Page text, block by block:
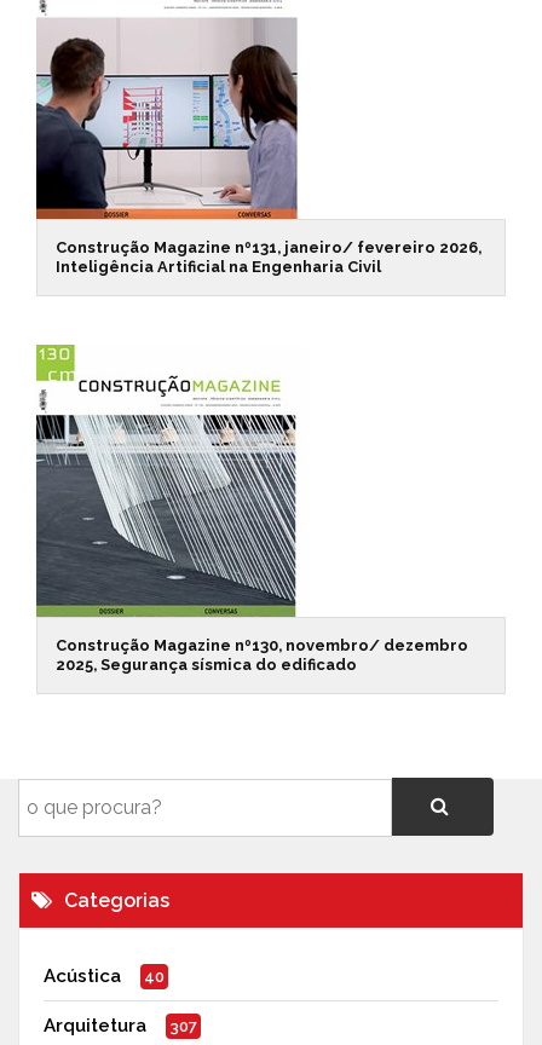
Construção Magazine nº131, janeiro/ fevereiro 2026,
Inteligência Artificial na Engenharia Civil
Construção Magazine nº130, novembro/ dezembro
2025, Segurança sísmica do edificado
Categorias
Acústica 40
Arquitetura 307